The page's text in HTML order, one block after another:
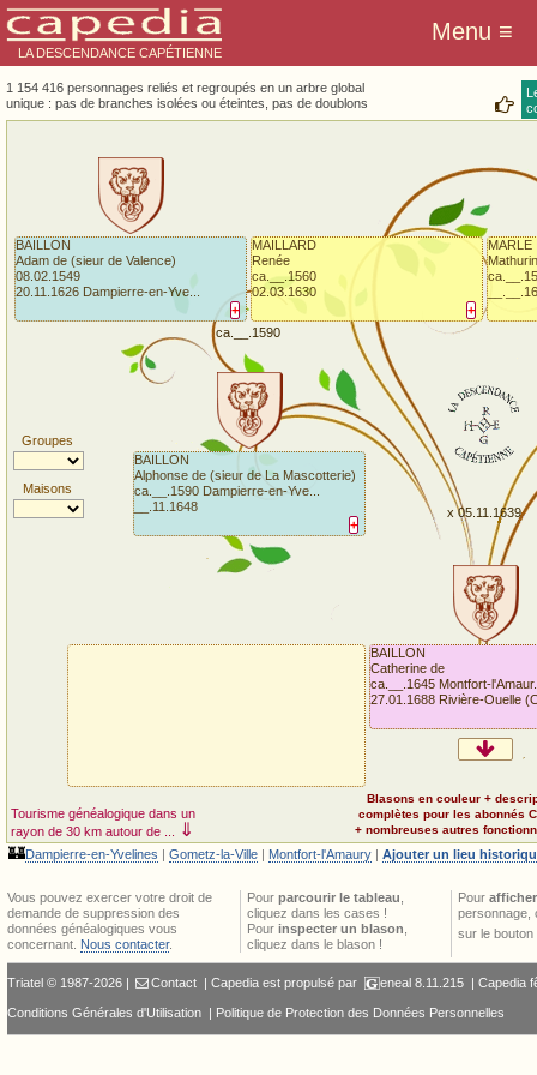
LA DESCENDANCE CAPÉTIENNE
1 154 416 personnages reliés et regroupés en un arbre global
unique : pas de branches isolées ou éteintes, pas de doublons
Groupes
Maisons
Tourisme généalogique dans un
rayon de 30 km autour de ...
⇓
BAILLON
Catherine de
ca.__.1645 Montfort-
27.01.1688 Rivière-Ouelle
+
BAILLON
Alphonse de (sieur de La Mascotterie)
ca.__.1590 Dampierre-en-Yve...
__.11.1648
+
BAILLON
Adam de (sieur de Valence)
08.02.1549
20.11.1626 Dampierre-en-Yve...
+
MAILLARD
Renée
ca.__.1560
02.03.1630
MARLE
x 05.11.1639
ca.__.1590
🏰Dampierre-en-Yvelines | Gometz-la-Ville | Montfort-l'Amaury | Ajouter un lieu
Blasons en couleur +
complètes pour les abonnés
+ nombreuses autres
Vous pouvez exercer votre droit de
demande de suppression des
données généalogiques vous
concernant. Nous contacter.
Pour parcourir le tableau
cliquez dans les cases !
Pour inspecter un blason
cliquez dans le blason !
Pour
personnage,
sur le bouton
Triatel © 1987-2026 | Contact | Capedia est propulsé par eneal8.11.215 | Capedia
Conditions Générales d'Utilisation | Politique de Protection des Données Personnelles